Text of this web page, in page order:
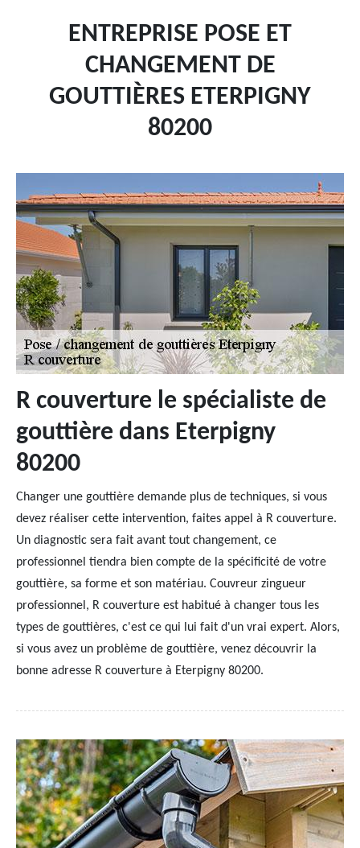
ENTREPRISE POSE ET
CHANGEMENT DE
GOUTTIÈRES ETERPIGNY
80200
R couverture le spécialiste de
gouttière dans Eterpigny
80200
Changer une gouttière demande plus de techniques, si vous
devez réaliser cette intervention, faites appel à R couverture.
Un diagnostic sera fait avant tout changement, ce
professionnel tiendra bien compte de la spécificité de votre
gouttière, sa forme et son matériau. Couvreur zingueur
professionnel, R couverture est habitué à changer tous les
types de gouttières, c'est ce qui lui fait d'un vrai expert. Alors,
si vous avez un problème de gouttière, venez découvrir la
bonne adresse R couverture à Eterpigny 80200.